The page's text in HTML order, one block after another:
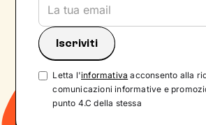
Letta l'informativa acconsento alla
comunicazioni informative e
punto 4.C della stessa